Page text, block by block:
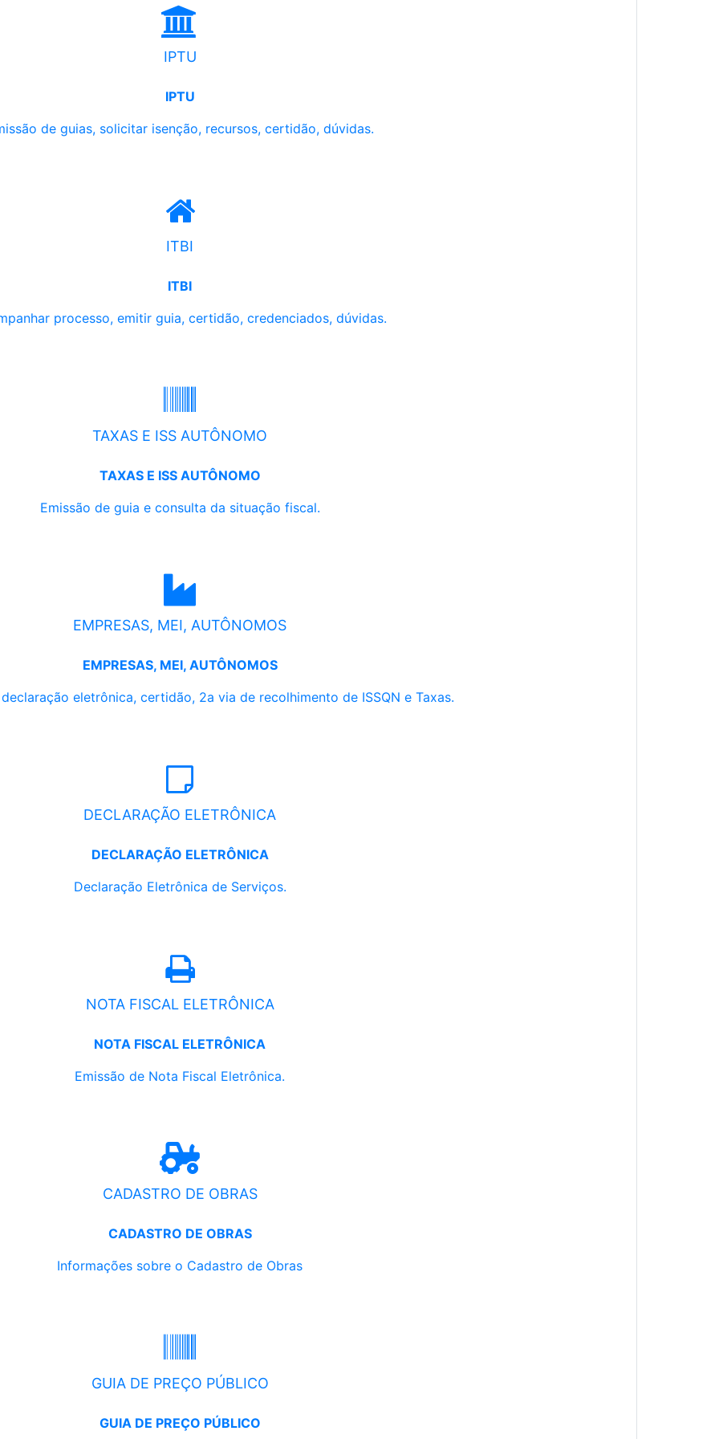
IPTU
IPTU
de guias, solicitar isenção, recursos, certidão, dúvidas.
ITBI
ITBI
processo, emitir guia, certidão, credenciados, dúvidas.
TAXAS E ISS AUTÔNOMO
TAXAS E ISS AUTÔNOMO
Emissão de guia e consulta da situação fiscal.
EMPRESAS, MEI, AUTÔNOMOS
EMPRESAS, MEI, AUTÔNOMOS
eletrônica, certidão, 2a via de recolhimento de ISSQN e Taxas.
DECLARAÇÃO ELETRÔNICA
DECLARAÇÃO ELETRÔNICA
Declaração Eletrônica de Serviços.
NOTA FISCAL ELETRÔNICA
NOTA FISCAL ELETRÔNICA
Emissão de Nota Fiscal Eletrônica.
CADASTRO DE OBRAS
CADASTRO DE OBRAS
Informações sobre o Cadastro de Obras
GUIA DE PREÇO PÚBLICO
GUIA DE PREÇO PÚBLICO